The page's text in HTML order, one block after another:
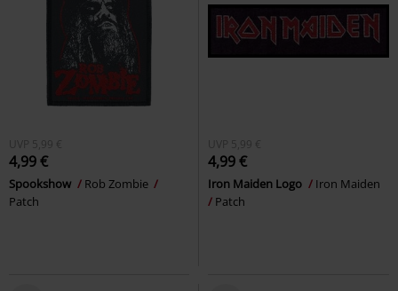
UVP 5,99 €
4,99 €
Spookshow
Rob Zombie
Patch
UVP 5,99 €
4,99 €
Iron Maiden Logo
Iron Maiden
Patch